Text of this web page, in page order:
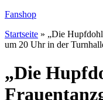
Fanshop
Startseite » „Die
um 20 Uhr in der
„Die